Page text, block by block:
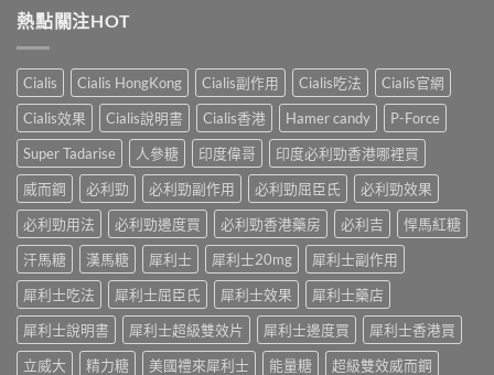
實
證
你
真
相，
備
孕
男
必
讀〉
位
真
實
體
驗
＋
醫
真
相
大
開〉
中
效
法
與
印
度
Levifil-
20〉
凍
用
與
副
作
用：
果
凍
嘅
速
效
術
要
打
折
讀〉
熱點關注HOT
Cialis Cialis HongKong Cialis副作用 Cialis吃法
Cialis官網
Cialis效果
Cialis說明書 Cialis香港 Hamer candy
P-Force
Super Tadarise
人參糖 印度偉哥
印度必利勁香港哪裡買
威而鋼
必利勁 必利勁副作用 必利勁屈臣氏
必利勁效果
必利勁用法
必利勁邊度買 必利勁香港藥房 必利吉
悍馬紅糖
汗馬糖
漢馬糖 犀利士 犀利士20mg
犀利士副作用
犀利士吃法
犀利士屈臣氏 犀利士效果
犀利士藥店
犀利士說明書
犀利士超級雙效片 犀利士邊度買
犀利士香港買
立威大
精力糖 美國禮來犀利士 能量糖
超級雙效威而鋼